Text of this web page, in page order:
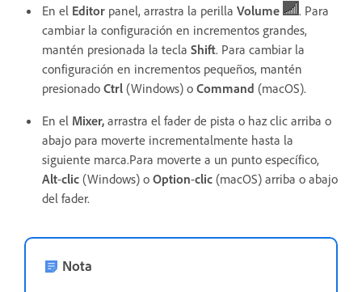
En el Editor panel, arrastra la perilla Volume
. Para
cambiar la configuración en incrementos grandes,
mantén presionada la tecla Shift. Para cambiar la
configuración en incrementos pequeños, mantén
presionado Ctrl (Windows) o Command (macOS).
En el Mixer, arrastra el fader de pista o haz clic arriba o
abajo para moverte incrementalmente hasta la
siguiente marca.Para moverte a un punto específico,
Alt-clic (Windows) o Option-clic (macOS) arriba o abajo
del fader.
Nota